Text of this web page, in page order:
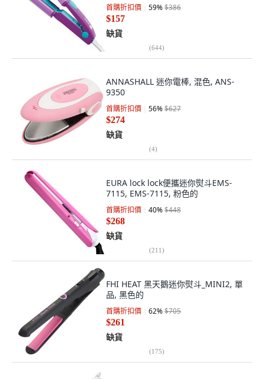
首購折扣價 59%$386
$157
缺貨
(644)
ANNASHALL 迷你電棒, 混色, ANS-
9350
首購折扣價 56%$627
$274
缺貨
(4)
EURA lock lock便攜迷你熨斗EMS-
7115, EMS-7115, 粉色的
首購折扣價 40%$448
$268
缺貨
(211)
FHI HEAT 黑天鵝迷你熨斗_MINI2, 單
品, 黑色的
首購折扣價 62%$705
$261
缺貨
(175)